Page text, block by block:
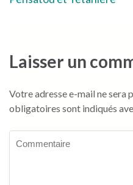
l’article
Laisser un
Votre adresse e-mail ne sera
obligatoires sont indiqués